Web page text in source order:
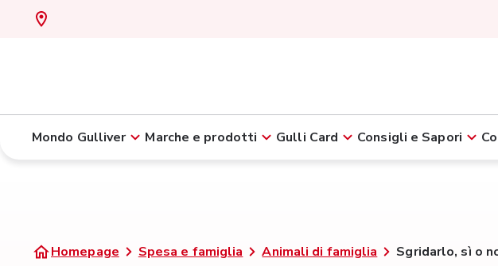
Mondo Gulliver Marche e prodotti Gulli Card Consigli e Sapori
Homepage Spesa e famiglia Animali di famiglia Sgridarlo, sì o